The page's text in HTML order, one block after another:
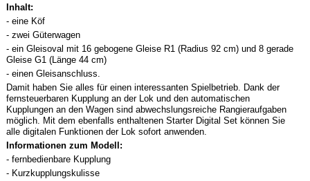
Inhalt:
- eine Köf
- zwei Güterwagen
- ein Gleisoval mit 16 gebogene Gleise R1 (Radius 92 cm) und 8 gerade
Gleise G1 (Länge 44 cm)
- einen Gleisanschluss.
Damit haben Sie alles für einen interessanten Spielbetrieb. Dank der
fernsteuerbaren Kupplung an der Lok und den automatischen
Kupplungen an den Wagen sind abwechslungsreiche Rangieraufgaben
möglich. Mit dem ebenfalls enthaltenen Starter Digital Set können Sie
alle digitalen Funktionen der Lok sofort anwenden.
Informationen zum Modell:
- fernbedienbare Kupplung
- Kurzkupplungskulisse